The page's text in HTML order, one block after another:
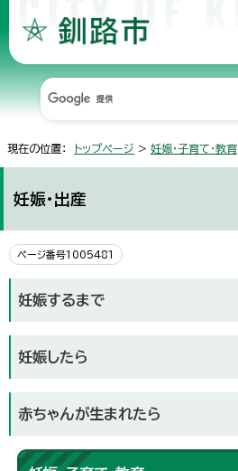
現在の位置： トップページ > 妊娠・子育て・教育
妊娠・出産
ページ番号1005481
妊娠するまで
妊娠したら
赤ちゃんが生まれたら